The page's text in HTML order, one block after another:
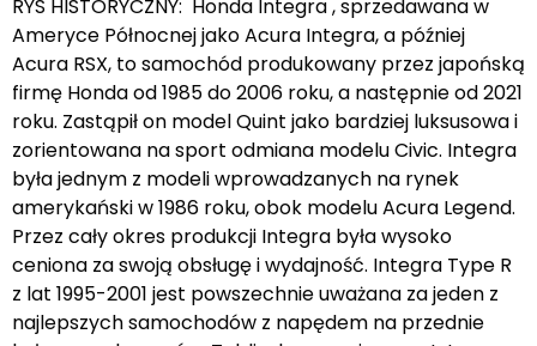
RYS HISTORYCZNY: Honda Integra , sprzedawana w
Ameryce Północnej jako Acura Integra, a później
Acura RSX, to samochód produkowany przez japońską
firmę Honda od 1985 do 2006 roku, a następnie od 2021
roku. Zastąpił on model Quint jako bardziej luksusowa i
zorientowana na sport odmiana modelu Civic. Integra
była jednym z modeli wprowadzanych na rynek
amerykański w 1986 roku, obok modelu Acura Legend.
Przez cały okres produkcji Integra była wysoko
ceniona za swoją obsługę i wydajność. Integra Type R
z lat 1995-2001 jest powszechnie uważana za jeden z
najlepszych samochodów z napędem na przednie